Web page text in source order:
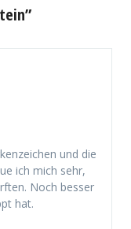
und die
ich mich sehr,
Noch besser
hat.